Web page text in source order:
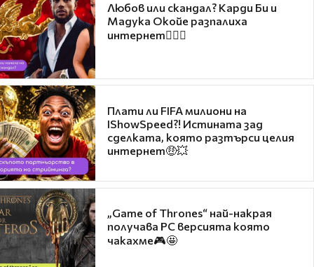
Любов или скандал? Карди Би и
Мадука Окойе разпалиха
интернет❤️‍🔥🔥
Плати ли FIFA милиони на
IShowSpeed?! Истината зад
сделката, която разтърси целия
интернет🤑💥
„Game of Thrones“ най-накрая
получава PC версията която
чакахме🎮🤩